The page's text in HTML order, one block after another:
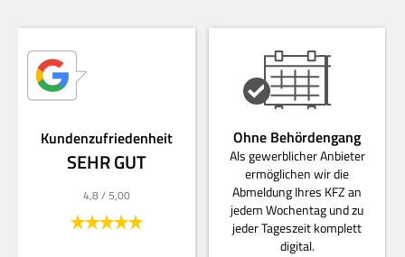
Kundenzufriedenheit
SEHR GUT
4,8/ 5,00
Ohne Behördengang
Als gewerblicher Anbieter
ermöglichen wir die
Abmeldung Ihres KFZ an
jedem Wochentag und zu
jeder Tageszeit komplett
digital.